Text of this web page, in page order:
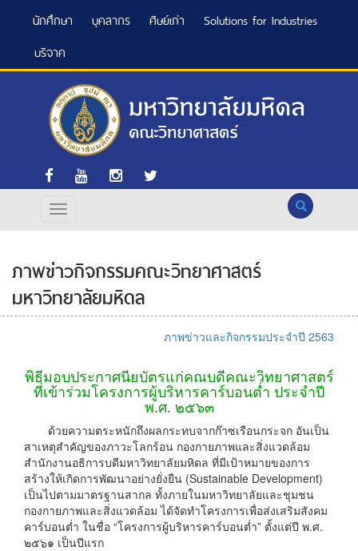
นักศึกษา บุคลากร ศิษย์เก่า
Solutions for Industries
บริจาค
Search
ภาพข่าวกิจกรรมคณะวิทยาศาสตร์
มหาวิทยาลัยมหิดล
ภาพข่าวและกิจกรรมประจำปี 2563
พิธีมอบประกาศนียบัตรแก่คณบดีคณะวิทยาศาสตร์
ที่เข้าร่วมโครงการผู้บริหารคาร์บอนต่ำ ประจำปี
พ.ศ. ๒๕๖๓
ด้วยความตระหนักถึงผลกระทบจากก๊าซเรือนกระจก อันเป็น
สาเหตุสำคัญของภาวะโลกร้อน กองกายภาพและสิ่งแวดล้อม
สำนักงานอธิการบดีมหาวิทยาลัยมหิดล ที่มีเป้าหมายของการ
สร้างให้เกิดการพัฒนาอย่างยั่งยืน (Sustainable Development)
เป็นไปตามมาตรฐานสากล ทั้งภายในมหาวิทยาลัยและชุมชน
กองกายภาพและสิ่งแวดล้อม ได้จัดทำโครงการเพื่อส่งเสริมสังคม
คาร์บอนต่ำ ในชื่อ “โครงการผู้บริหารคาร์บอนต่ำ” ตั้งแต่ปี พ.ศ.
๒๕๖๑ เป็นปีแรก